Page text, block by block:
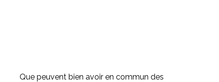
Que peuvent bien avoir en commun des